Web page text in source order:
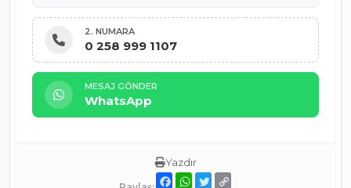
2. NUMARA
0 258 999 1107
MESAJ GÖNDER
WhatsApp
Yazdır